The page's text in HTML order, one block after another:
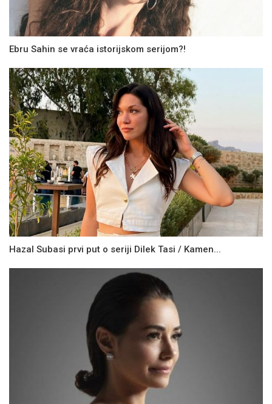
Ebru Sahin se vraća istorijskom serijom?!
Hazal Subasi prvi put o seriji Dilek Tasi / Kamen...